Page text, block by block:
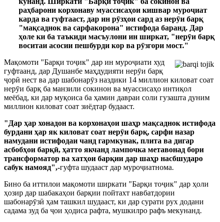
раҳбарони корхонаву муассисаҳои кишвар муроҷиат
карда ва гуфтааст, дар ин рӯзҳои сард аз нерӯи барқ
"мақсаднок ва сарфакорона" истифода баранд. Дар
ҳоле ки ба таъкиди масъулони ин ширкат, "нерӯи барқ
воситаи асосии пешбурди кор ва рӯзгори мост."
Мақомоти "Барқи тоҷик" дар ин муроҷиати худ
гуфтаанд, дар Душанбе маҳдудияти нерӯи барқ
ҷорӣ нест ва дар шабонарӯз наздики 14 миллион киловат соат
нерӯи барқ ба манзили сокинон ва муассисаҳо интиқол
меёбад, ки дар муқоиса ба ҳамин давраи соли гузашта дуним
миллион киловат соат зиёдтар будааст.
"Дар ҳар хонадон ва корхонаҳои шаҳр мақсаднок истифода
бурдани ҳар як киловат соат нерӯи барқ, сарфи назар
намудани истифодаи чанд гармкунак, плита ва дигар
асбобҳои барқӣ, ҳатто якчанд лампочка метавонад бори
трансформатор ва хатҳои барқии дар шаҳр насбшударо
сабук намояд",-гуфта шудааст дар муроҷиатнома.
Бино ба иттилои мақомоти ширкати "Барқи тоҷик" дар ҳоли
ҳозир дар шабакаҳои барқии пойтахт навбатдории
шабонарӯзӣ ҳам ташкил шудааст, ки дар сурати рух додани
садама зуд ба ҷои ҳодиса рафта, мушкилро рафъ мекунанд.